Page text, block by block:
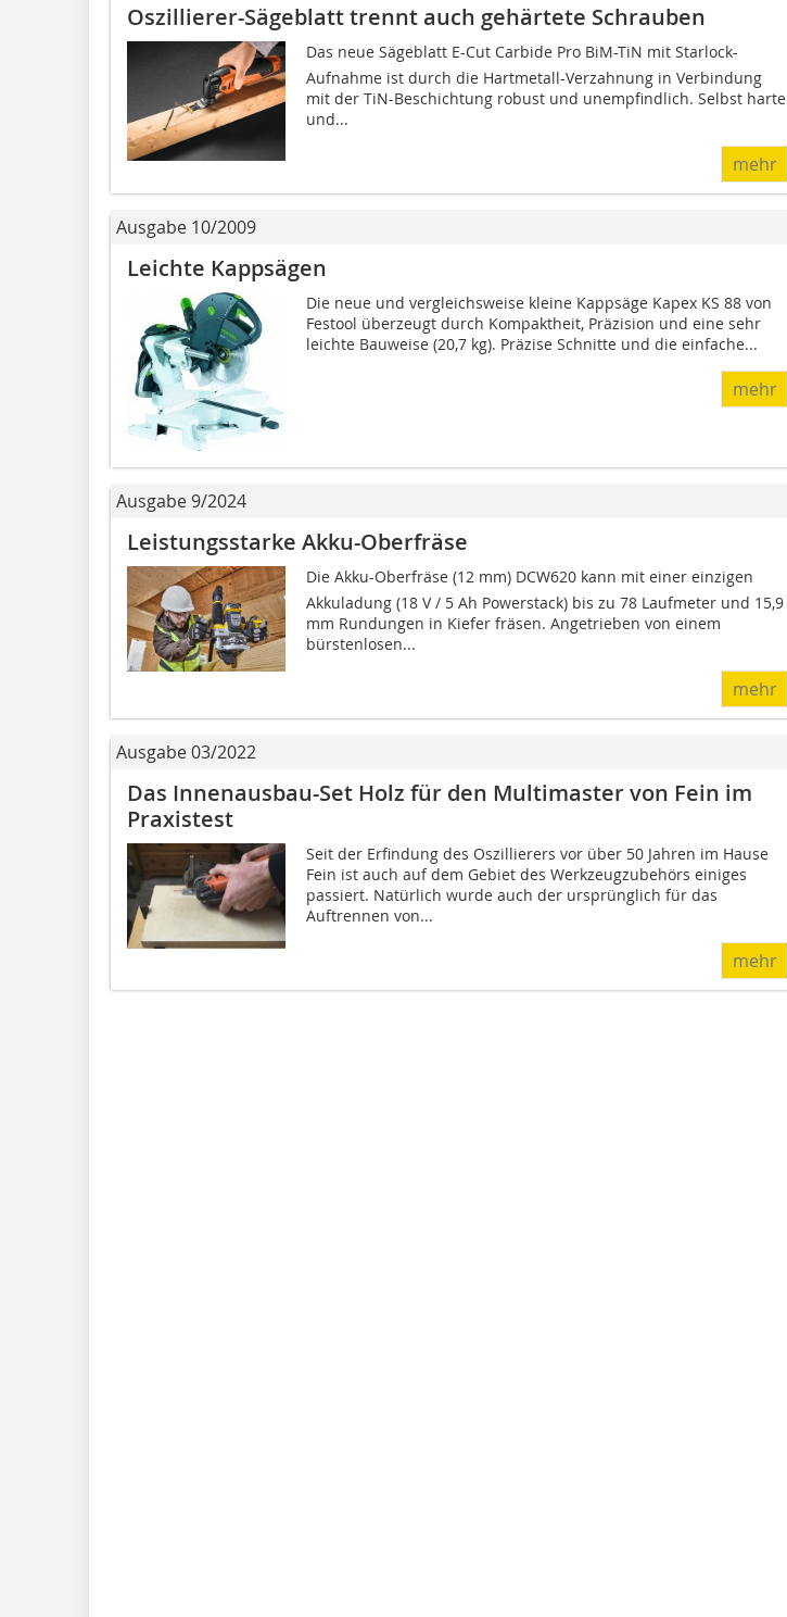
Oszillierer-Sägeblatt trennt auch gehärtete Schrauben
Das neue Sägeblatt E-Cut Carbide Pro BiM-TiN mit Starlock-
Aufnahme ist durch die Hartmetall-Verzahnung in Verbindung
mit der TiN-Beschichtung robust und unempfindlich. Selbst harte
und...
mehr
Ausgabe 10/2009
Leichte Kappsägen
Die neue und vergleichsweise kleine Kappsäge Kapex KS 88 von
Festool überzeugt durch Kompaktheit, Präzision und eine sehr
leichte Bauweise (20,7 kg). Präzise Schnitte und die einfache...
mehr
Ausgabe 9/2024
Leistungsstarke Akku-Oberfräse
Die Akku-Oberfräse (12 mm) DCW620 kann mit einer einzigen
Akkuladung (18 V / 5 Ah Powerstack) bis zu 78 Laufmeter und 15,9
mm Rundungen in Kiefer fräsen. Angetrieben von einem
bürstenlosen...
mehr
Ausgabe 03/2022
Das Innenausbau-Set Holz für den Multimaster von Fein im
Praxistest
Seit der Erfindung des Oszillierers vor über 50 Jahren im Hause
Fein ist auch auf dem Gebiet des Werkzeugzubehörs einiges
passiert. Natürlich wurde auch der ursprünglich für das
Auftrennen von...
mehr